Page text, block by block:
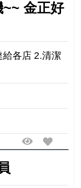
金正好
各店 2.清潔